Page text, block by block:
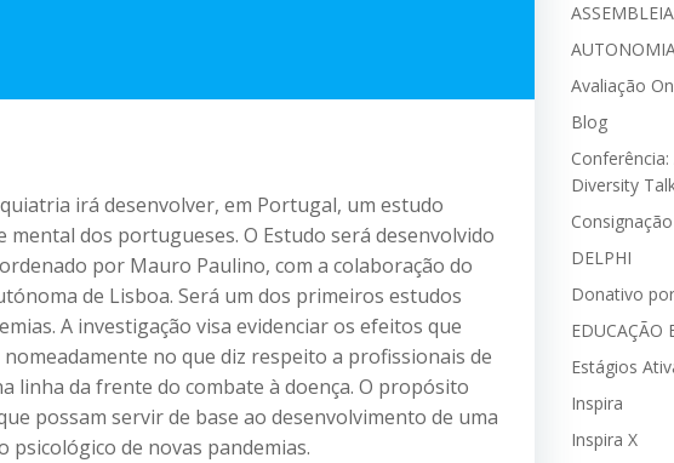
irá desenvolver, em Portugal, um estudo
dos portugueses. O Estudo será desenvolvido
por Mauro Paulino, com a colaboração do
de Lisboa. Será um dos primeiros estudos
A investigação visa evidenciar os efeitos que
no que diz respeito a profissionais de
linha da frente do combate à doença. O propósito
possam servir de base ao desenvolvimento de uma
psicológico de novas pandemias.
Avaliação
Blog
Diversity
DELPHI
Donativo
EDUCAÇÃO
Estágios
Inspira
Inspira X